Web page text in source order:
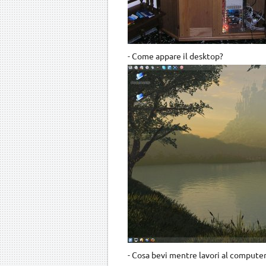
-Come appare il desktop?
-Cosa bevi mentre lavori al